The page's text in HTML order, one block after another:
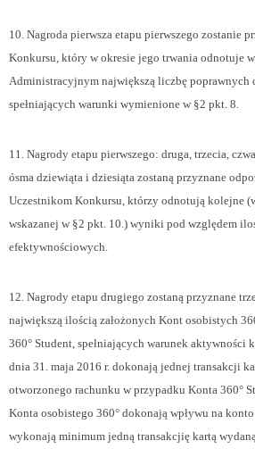
10. Nagroda pierwsza etapu pierwszego zostanie
Konkursu, który w okresie jego trwania odnotuje
Administracyjnym największą liczbę poprawnych
spełniających warunki wymienione w §2 pkt. 8.
11. Nagrody etapu pierwszego: druga, trzecia,
ósma dziewiąta i dziesiąta zostaną przyznane
Uczestnikom Konkursu, którzy odnotują kolejne
wskazanej w §2 pkt. 10.) wyniki pod względem
efektywnościowych.
12. Nagrody etapu drugiego zostaną przyznane
największą ilością założonych Kont osobistych
360° Student, spełniających warunek aktywności
dnia 31. maja 2016 r. dokonają jednej transakcji
otworzonego rachunku w przypadku Konta 360°
Konta osobistego 360° dokonają wpływu na
wykonają minimum jedną transakcjię kartą